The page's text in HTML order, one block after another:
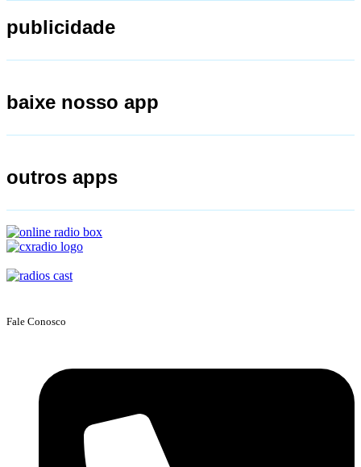
publicidade
baixe nosso app
outros apps
Fale Conosco